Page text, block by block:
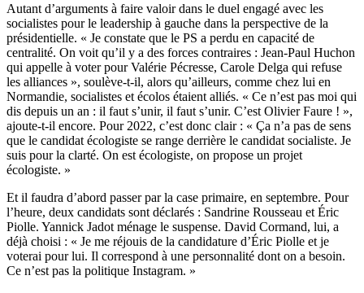
Autant d’arguments à faire valoir dans le duel engagé avec les
socialistes pour le leadership à gauche dans la perspective de la
présidentielle. « Je constate que le PS a perdu en capacité de
centralité. On voit qu’il y a des forces contraires : Jean-Paul Huchon
qui appelle à voter pour Valérie Pécresse, Carole Delga qui refuse
les alliances », soulève-t-il, alors qu’ailleurs, comme chez lui en
Normandie, socialistes et écolos étaient alliés. « Ce n’est pas moi qui
dis depuis un an : il faut s’unir, il faut s’unir. C’est Olivier Faure ! »,
ajoute-t-il encore. Pour 2022, c’est donc clair : « Ça n’a pas de sens
que le candidat écologiste se range derrière le candidat socialiste. Je
suis pour la clarté. On est écologiste, on propose un projet
écologiste. »
Et il faudra d’abord passer par la case primaire, en septembre. Pour
l’heure, deux candidats sont déclarés : Sandrine Rousseau et Éric
Piolle. Yannick Jadot ménage le suspense. David Cormand, lui, a
déjà choisi : « Je me réjouis de la candidature d’Éric Piolle et je
voterai pour lui. Il correspond à une personnalité dont on a besoin.
Ce n’est pas la politique Instagram. »